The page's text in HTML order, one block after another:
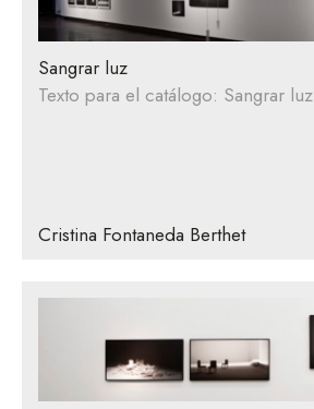
Sangrar luz
Texto para el catálogo: Sangrar luz
Cristina Fontaneda Berthet